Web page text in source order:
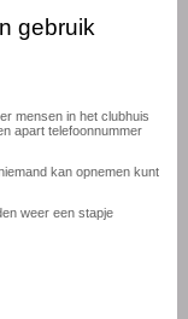
gebruik
mensen in het clubhuis
apart telefoonnummer
kan opnemen kunt
weer een stapje